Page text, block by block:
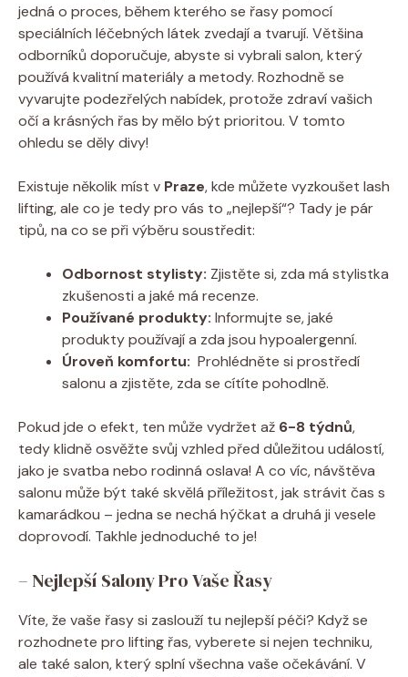
jedná o proces, ‍během ‍kterého‌ se řasy pomocí
speciálních léčebných⁣ látek zvedají⁣ a tvarují. Většina‍
odborníků⁢ doporučuje,⁢ abyste⁤ si ⁢vybrali⁤ salon, který
⁤používá‍ kvalitní materiály​ a metody. Rozhodně se
vyvarujte podezřelých nabídek, protože zdraví‌ vašich
‍očí ⁢a krásných⁢ řas by mělo⁣ být prioritou. V tomto
ohledu se ‍děly⁢ divy!
Existuje několik ⁤míst v Praze, ‍kde ⁤můžete vyzkoušet lash⁣
lifting,⁣ ale ‍co‍ je⁤ tedy‌ pro vás ​to „nejlepší“? Tady je pár‍
tipů, na co se při​ výběru soustředit:
Odbornost stylisty: Zjistěte⁣ si, zda má stylistka
⁣zkušenosti a jaké má ⁢recenze.
Používané​ produkty: Informujte se, ‌jaké
produkty ​používají ⁢a ⁤zda jsou⁢ hypoalergenní.
Úroveň komfortu: ⁢ Prohlédněte si ‌prostředí
salonu a ‍zjistěte,​ zda se cítíte pohodlně.
Pokud ‌jde o efekt,⁣ ten může​ vydržet až 6-8 ‌týdnů,‍
tedy ⁤klidně osvěžte svůj⁤ vzhled‌ před důležitou událostí,‍
jako⁣ je svatba nebo rodinná oslava!‍ A co víc, ‌návštěva
salonu může být⁤ také skvělá příležitost, jak strávit čas s​
kamarádkou – jedna se ⁢nechá hýčkat a druhá ​ji vesele‌
doprovodí. ⁢Takhle jednoduché to je!
– Nejlepší⁢ Salony Pro Vaše Řasy
Víte, ‍že vaše‌ řasy⁤ si zaslouží‌ tu ​nejlepší péči? ⁣Když se
rozhodnete pro lifting řas, ⁤vyberete si⁤ nejen ​techniku,
ale také salon, ⁣který ⁤splní‍ všechna vaše očekávání. V